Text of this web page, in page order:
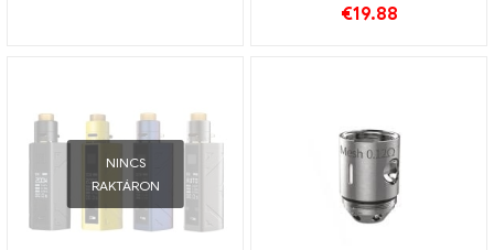
€19.88
NINCS
RAKTÁRON